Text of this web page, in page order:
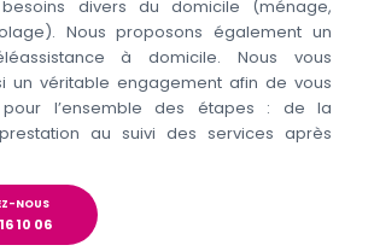
divers du domicile (ménage,
Nous proposons également un
à domicile. Nous vous
un véritable engagement afin de vous
pour l’ensemble des étapes : de la
au suivi des services après
NOUS
10 06